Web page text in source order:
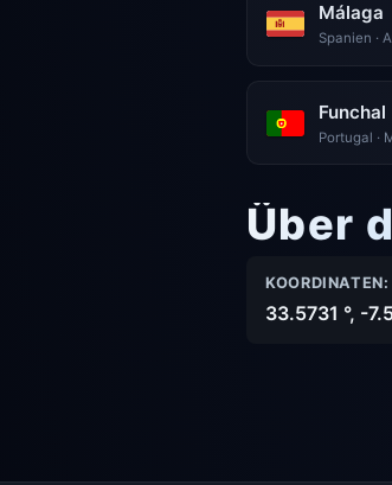
Málaga
Spanien ·
Funchal
Portugal ·
Über
KOORDINATEN:
33.5731 °, -